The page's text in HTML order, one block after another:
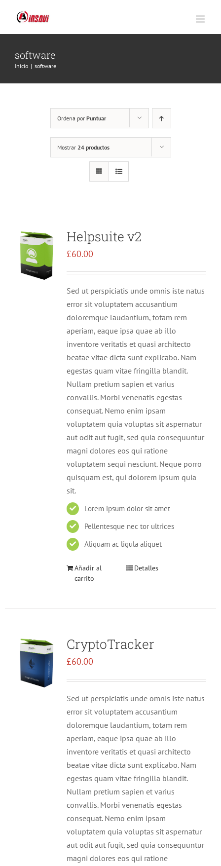
contenido
software
Inicio | software
Ordena por Puntuar
Mostrar 24 productos
Helpsuite v2
£60.00
Sed ut perspiciatis unde omnis iste natus
error sit voluptatem accusantium
doloremque laudantium, totam rem
aperiam, eaque ipsa quae ab illo
inventore veritatis et quasi architecto
beatae vitae dicta sunt explicabo. Nam
egestas quam vitae fringilla blandit.
Nullam pretium sapien et varius
convallis. Morbi venenatis egestas
consequat. Nemo enim ipsam
voluptatem quia voluptas sit aspernatur
aut odit aut fugit, sed quia consequuntur
magni dolores eos qui ratione
voluptatem sequi nesciunt. Neque porro
quisquam est, qui dolorem ipsum quia
sit.
Lorem ipsum dolor sit amet
Pellentesque nec tor ultrices
Aliquam ac ligula aliquet
Añadir al
carrito
Detalles
CryptoTracker
£60.00
Sed ut perspiciatis unde omnis iste natus
error sit voluptatem accusantium
doloremque laudantium, totam rem
aperiam, eaque ipsa quae ab illo
inventore veritatis et quasi architecto
beatae vitae dicta sunt explicabo. Nam
egestas quam vitae fringilla blandit.
Nullam pretium sapien et varius
convallis. Morbi venenatis egestas
consequat. Nemo enim ipsam
voluptatem quia voluptas sit aspernatur
aut odit aut fugit, sed quia consequuntur
magni dolores eos qui ratione